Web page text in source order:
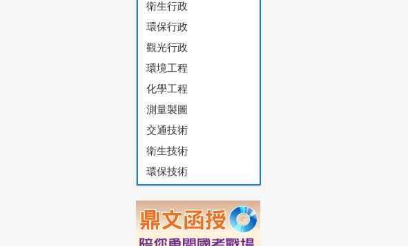
衛生行政
環保行政
觀光行政
環境工程
化學工程
測量製圖
交通技術
衛生技術
環保技術